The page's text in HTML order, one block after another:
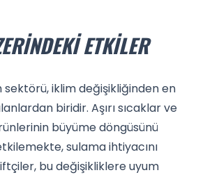
ETKILER
sektörü, iklim değişikliğinden en
biridir. Aşırı sıcaklar ve
büyüme döngüsünü
sulama ihtiyacını
bu değişikliklere uyum